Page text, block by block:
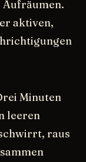
Aufräumen.
aktiven,
Minuten
leeren
raus